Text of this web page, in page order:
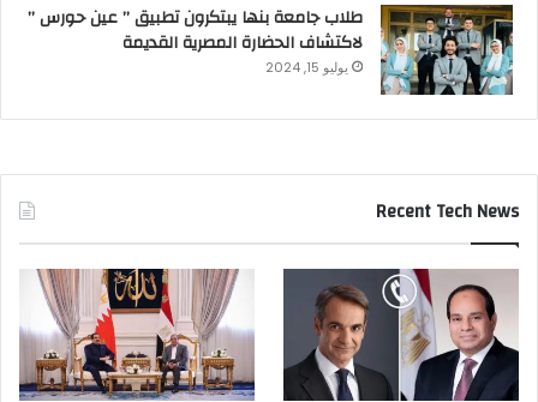
طلاب جامعة بنها يبتكرون تطبيق ” عين حورس ”
لاكتشاف الحضارة المصرية القديمة
يوليو 15, 2024
Recent Tech News